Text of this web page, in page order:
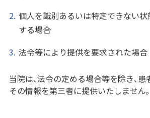
個人を識別あるいは特定できない
する場合
法令等により提供を要求された場合
当院は､法令の定める場合等を除き､患
その情報を第三者に提供いたしません｡